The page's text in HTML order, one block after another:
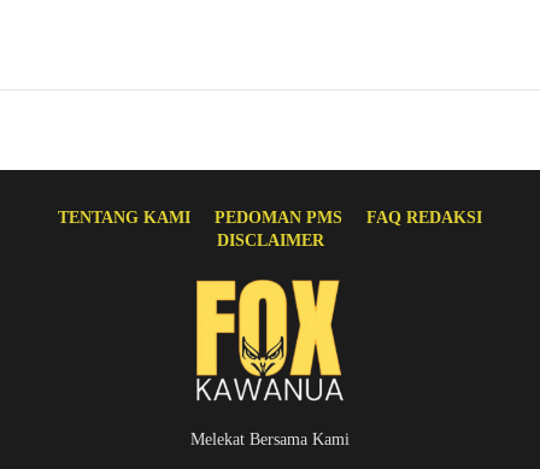
TENTANG KAMI PEDOMAN PMS
FAQ REDAKSI
DISCLAIMER
Melekat Bersama Kami